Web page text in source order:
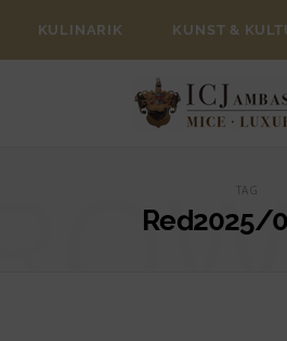
KULINARIK KUNST &
TAG
Red2025/